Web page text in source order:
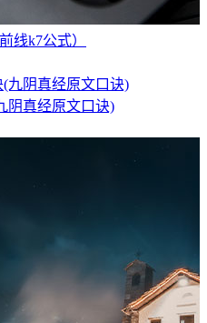
线k7公式）
阴真经原文口诀)